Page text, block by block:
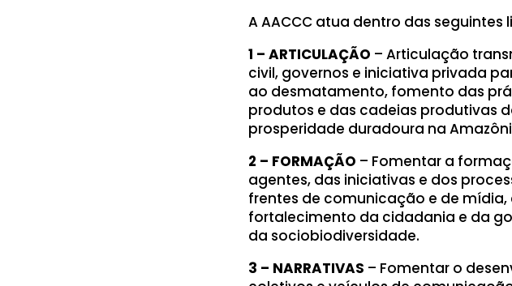
A AACCC atua dentro das seguintes
1 – ARTICULAÇÃO – Articulação
civil, governos e iniciativa privada
ao desmatamento, fomento das
produtos e das cadeias produtivas
prosperidade duradoura na
2 – FORMAÇÃO – Fomentar a
agentes, das iniciativas e dos
frentes de comunicação e de
fortalecimento da cidadania e da
da sociobiodiversidade.
3 – NARRATIVAS – Fomentar o